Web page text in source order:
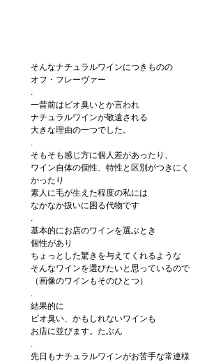
そんなナチュラルワインにつきものの
オフ・フレーヴァー
.
一昔前はビオ臭いとか言われ
ナチュラルワインが敬遠される
大きな理由の一つでした。
.
そもそも感じ方に個人差があったり、
ワイン自体の個性、特性と区別がつきにく
かったり
素人に毛が生えた程度の私には
なかなか扱いに困る代物です
.
基本的にお店のワインを選ぶとき
個性があり
ちょっとした驚きを与えてくれるような
そんなワインを選びたいと思っているので
（画像のワインもそのひとつ）
.
結果的に
ビオ臭い、かもしれないワインも
お店に並びます。たぶん
.
先日もナチュラルワインがお苦手な常連様